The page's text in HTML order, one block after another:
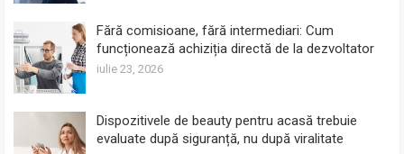
Fără comisioane, fără intermediari: Cum
funcționează achiziția directă de la dezvoltator
iulie 23, 2026
Dispozitivele de beauty pentru acasă trebuie
evaluate după siguranță, nu după viralitate